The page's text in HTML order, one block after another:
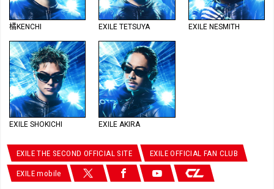
橘KENCHI EXILE TETSUYA EXILE NESMITH
EXILE SHOKICHI EXILE AKIRA
EXILE THE SECOND OFFICIAL SITE EXILE OFFICIAL FAN CLUB
EXILE mobile